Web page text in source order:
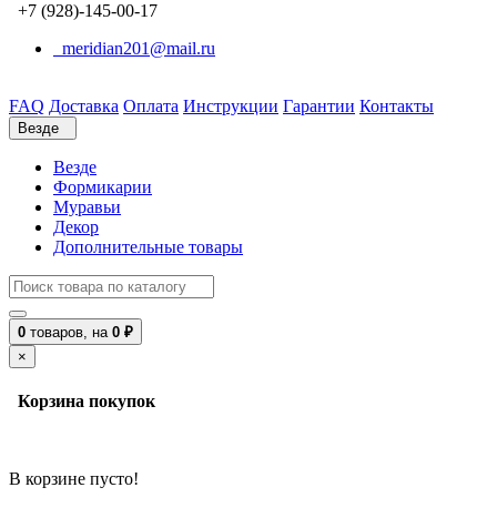
+7 (928)-145-00-17
meridian201@mail.ru
FAQ Доставка Оплата Инструкции Гарантии Контакты
Везде
Везде
Формикарии
Муравьи
Декор
Дополнительные товары
0 товаров, на 0 ₽
×
Корзина покупок
В корзине пусто!